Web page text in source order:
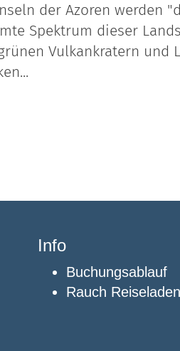
der Azoren werden
Spektrum dieser
Vulkankratern und
Info
Buchungsablauf
Rauch Reiseladen